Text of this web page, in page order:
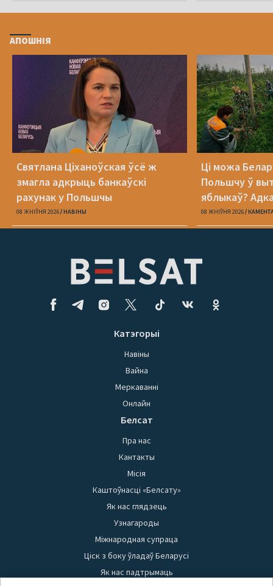
АПОШНІЯ
Святлана Ціханоўская ўсё ж
змагла адкрыць банкаўскі
рахунак у Польшчы
08 ЖНІЎНЯ 2026 НАВІНЫ
Ці можа
Польшчу ў
яблыкаў?
08 ЖНІЎНЯ 2026
Катэгорыі
Навіны
Вайна
Меркаванні
Онлайн
Белсат
Пра нас
Кантакты
Місія
Каштоўнасці «Белсату»
Як нас глядзець
Узнагароды
Міжнародная супраца
Ціск з боку ўладаў Беларусі
Як нас падтрымаць